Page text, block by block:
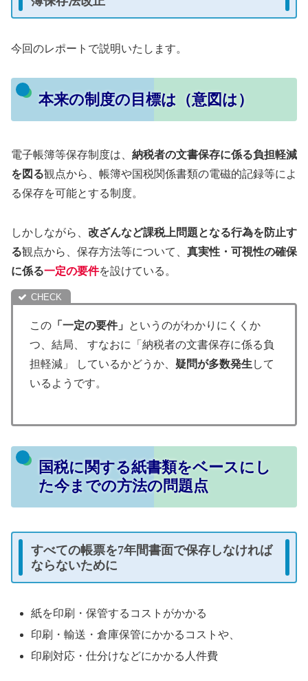
今回のレポートで説明いたします。
本来の制度の目標は（意図は）
電子帳簿等保存制度は、 納税者の文書保存に係る負担軽減
を図る観点から、帳簿や国税関係書類の電磁的記録等によ
る保存を可能とする制度。
しかしながら、 改ざんなど課税上問題となる⾏為を防止す
る観点から、保存方法等について、 真実性・可視性の確保
に係る一定の要件を設けている。
この 「一定の要件」
というのがわかりにくくか
つ、結局、 すなおに「納税者の文書保存に係る負
担軽減」 しているかどうか、 疑問が多数発生 して
いるようです。
国税に関する紙書類をベースにし
た今までの方法の問題点
すべての帳票を7年間書面で保存しなければ
ならないために
紙を印刷・保管するコストがかかる
印刷・輸送・倉庫保管にかかるコストや、
印刷対応・仕分けなどにかかる人件費